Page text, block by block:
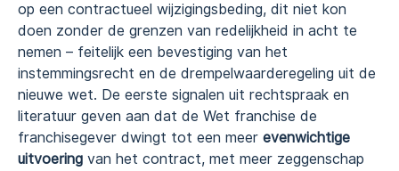
op een contractueel wijzigingsbeding, dit niet kon
doen zonder de grenzen van redelijkheid in acht te
nemen – feitelijk een bevestiging van het
instemmingsrecht en de drempelwaarderegeling uit de
nieuwe wet. De eerste signalen uit rechtspraak en
literatuur geven aan dat de Wet franchise de
franchisegever dwingt tot een meer evenwichtige
uitvoering van het contract, met meer zeggenschap